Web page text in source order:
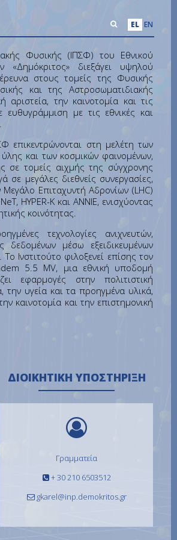
EL EN
Φυσικής (ΙΠΣΦ) του Εθνικού
διεξάγει υψηλού
στους τομείς της Φυσικής
και της Αστροσωματιδιακής
την καινοτομία και τις
ευθυγράμμιση με τις εθνικές και
επικεντρώνονται στη μελέτη των
και των κοσμικών φαινομένων,
τομείς αιχμής της σύγχρονης
σε μεγάλες διεθνείς συνεργασίες,
Επιταχυντή Αδρονίων (LHC)
HYPER-K και ANNIE, ενισχύοντας
κοινότητας.
τεχνολογίες ανιχνευτών,
δεδομένων μέσω εξειδικευμένων
Ινστιτούτο φιλοξενεί επίσης τον
5.5 MV, μια εθνική υποδομή
εφαρμογές στην πολιτιστική
την υγεία και τα προηγμένα υλικά,
καινοτομία και την επιστημονική
ΔΙΟΙΚΗΤΙΚΉ ΥΠΟΣΤΉΡΙΞΗ
Γραμματεία
+ 30 210 6503512
gkarel@inp.demokritos.gr